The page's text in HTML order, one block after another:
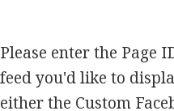
Please enter the Page
feed you'd like to
either the Custom